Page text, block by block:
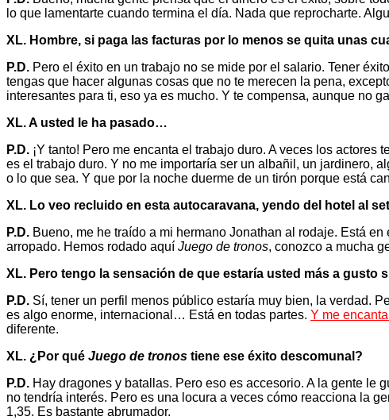
lo que lamentarte cuando termina el día. Nada que reprocharte.
XL. Hombre, si paga las facturas por lo menos se quita unas
P.D. Pero el éxito en un trabajo no se mide por el salario. Tener
tengas que hacer algunas cosas que no te merecen la pena,
interesantes para ti, eso ya es mucho. Y te compensa, aunque no
XL. A usted le ha pasado…
P.D. ¡Y tanto! Pero me encanta el trabajo duro. A veces los
es el trabajo duro. Y no me importaría ser un albañil, un jardinero,
o lo que sea. Y que por la noche duerme de un tirón porque está
XL. Lo veo recluido en esta autocaravana, yendo del hotel al
P.D. Bueno, me he traído a mi hermano Jonathan al rodaje. Está
arropado. Hemos rodado aquí Juego de tronos, conozco a mucha
XL. Pero tengo la sensación de que estaría usted más a gusto
P.D. Sí, tener un perfil menos público estaría muy bien, la verdad.
es algo enorme, internacional… Está en todas partes. Y me
diferente.
XL. ¿Por qué Juego de tronos tiene ese éxito descomunal?
P.D. Hay dragones y batallas. Pero eso es accesorio. A la gente
no tendría interés. Pero es una locura a veces cómo reacciona la
1,35. Es bastante abrumador.